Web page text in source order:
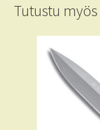
Tutustu myös